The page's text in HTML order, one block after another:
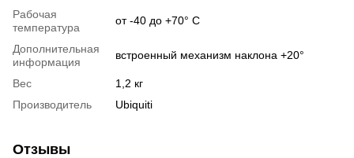
Рабочая
температура
от -40 до +70° C
Дополнительная
информация
встроенный механизм наклона +20°
Вес
1,2 кг
Производитель
Ubiquiti
Отзывы